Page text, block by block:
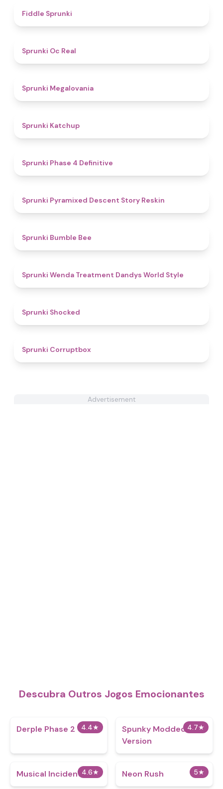
Fiddle Sprunki
Sprunki Oc Real
Sprunki Megalovania
Sprunki Katchup
Sprunki Phase 4 Definitive
Sprunki Pyramixed Descent Story Reskin
Sprunki Bumble Bee
Sprunki Wenda Treatment Dandys World Style
Sprunki Shocked
Sprunki Corruptbox
Advertisement
Descubra Outros Jogos Emocionantes
4.4★
Derple Phase 2 4.7★
Spunky Modded
Version
4.6★
Musical Incidents 5★
Neon Rush